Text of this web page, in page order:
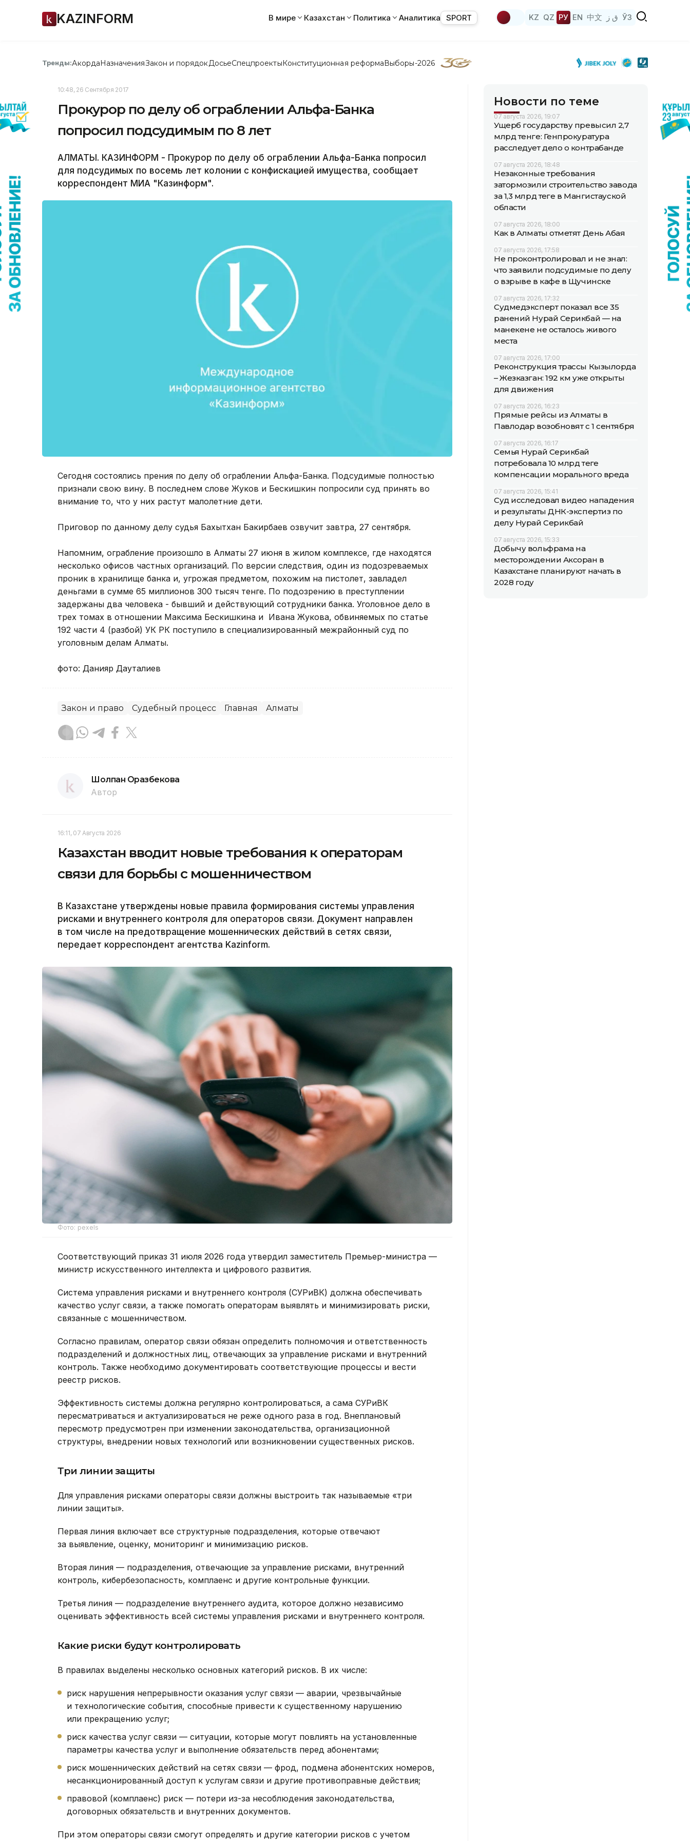
KAZINFORM В мире Казахстан Политика Аналитика SPORT KZ QZ РУ EN 中文 ق ز ЎЗ
Тренды:АкордаНазначенияЗакон и порядок ДосьеСпецпроектыКонституционная реформаВыборы-2026
10:48, 26 Сентября 2017
Прокурор по делу об ограблении Альфа-Банка
попросил подсудимым по 8 лет
АЛМАТЫ. КАЗИНФОРМ - Прокурор по делу об ограблении Альфа-Банка попросил
для подсудимых по восемь лет колонии с конфискацией имущества, сообщает
корреспондент МИА "Казинформ".
Сегодня состоялись прения по делу об ограблении Альфа-Банка. Подсудимые полностью
признали свою вину. В последнем слове Жуков и Бескишкин попросили суд принять во
внимание то, что у них растут малолетние дети.
Приговор по данному делу судья Бахытхан Бакирбаев озвучит завтра, 27 сентября.
Напомним, ограбление произошло в Алматы 27 июня в жилом комплексе, где находятся
несколько офисов частных организаций. По версии следствия, один из подозреваемых
проник в хранилище банка и, угрожая предметом, похожим на пистолет, завладел
деньгами в сумме 65 миллионов 300 тысяч тенге. По подозрению в преступлении
задержаны два человека - бывший и действующий сотрудники банка. Уголовное дело в
трех томах в отношении Максима Бескишкина и Ивана Жукова, обвиняемых по статье
192 части 4 (разбой) УК РК поступило в специализированный межрайонный суд по
уголовным делам Алматы.
фото: Данияр Дауталиев
Закон и право Судебный процесс Главная Алматы
Шолпан Оразбекова
Автор
16:11, 07 Августа 2026
Казахстан вводит новые требования к операторам
связи для борьбы с мошенничеством
В Казахстане утверждены новые правила формирования системы управления
рисками и внутреннего контроля для операторов связи. Документ направлен
в том числе на предотвращение мошеннических действий в сетях связи,
передает корреспондент агентства Kazinform.
Фото: pexels
Соответствующий приказ 31 июля 2026 года утвердил заместитель Премьер-министра —
министр искусственного интеллекта и цифрового развития.
Система управления рисками и внутреннего контроля (СУРиВК) должна обеспечивать
качество услуг связи, а также помогать операторам выявлять и минимизировать риски,
связанные с мошенничеством.
Согласно правилам, оператор связи обязан определить полномочия и ответственность
подразделений и должностных лиц, отвечающих за управление рисками и внутренний
контроль. Также необходимо документировать соответствующие процессы и вести
реестр рисков.
Эффективность системы должна регулярно контролироваться, а сама СУРиВК
пересматриваться и актуализироваться не реже одного раза в год. Внеплановый
пересмотр предусмотрен при изменении законодательства, организационной
структуры, внедрении новых технологий или возникновении существенных рисков.
Три линии защиты
Для управления рисками операторы связи должны выстроить так называемые «три
линии защиты».
Первая линия включает все структурные подразделения, которые отвечают
за выявление, оценку, мониторинг и минимизацию рисков.
Вторая линия — подразделения, отвечающие за управление рисками, внутренний
контроль, кибербезопасность, комплаенс и другие контрольные функции.
Третья линия — подразделение внутреннего аудита, которое должно независимо
оценивать эффективность всей системы управления рисками и внутреннего контроля.
Какие риски будут контролировать
В правилах выделены несколько основных категорий рисков. В их числе:
риск нарушения непрерывности оказания услуг связи — аварии, чрезвычайные
и технологические события, способные привести к существенному нарушению
или прекращению услуг;
риск качества услуг связи — ситуации, которые могут повлиять на установленные
параметры качества услуг и выполнение обязательств перед абонентами;
риск мошеннических действий на сетях связи — фрод, подмена абонентских номеров,
несанкционированный доступ к услугам связи и другие противоправные действия;
правовой (комплаенс) риск — потери из-за несоблюдения законодательства,
договорных обязательств и внутренних документов.
При этом операторы связи смогут определять и другие категории рисков с учетом
Новости по теме
07 августа 2026, 19:07
Ущерб государству превысил 2,7
млрд тенге: Генпрокуратура
расследует дело о контрабанде
07 августа 2026, 18:48
Незаконные требования
затормозили строительство завода
за 1,3 млрд теңге в Мангистауской
области
07 августа 2026, 18:00
Как в Алматы отметят День Абая
07 августа 2026, 17:58
Не проконтролировал и не знал:
что заявили подсудимые по делу
о взрыве в кафе в Щучинске
07 августа 2026, 17:32
Судмедэксперт показал все 35
ранений Нурай Серикбай — на
манекене не осталось живого
места
07 августа 2026, 17:00
Реконструкция трассы Кызылорда
– Жезказган: 192 км уже открыты
для движения
07 августа 2026, 16:23
Прямые рейсы из Алматы в
Павлодар возобновят с 1 сентября
07 августа 2026, 16:17
Семья Нурай Серикбай
потребовала 10 млрд теңге
компенсации морального вреда
07 августа 2026, 15:41
Суд исследовал видео нападения
и результаты ДНК-экспертиз по
делу Нурай Серикбай
07 августа 2026, 15:33
Добычу вольфрама на
месторождении Аксоран в
Казахстане планируют начать в
2028 году